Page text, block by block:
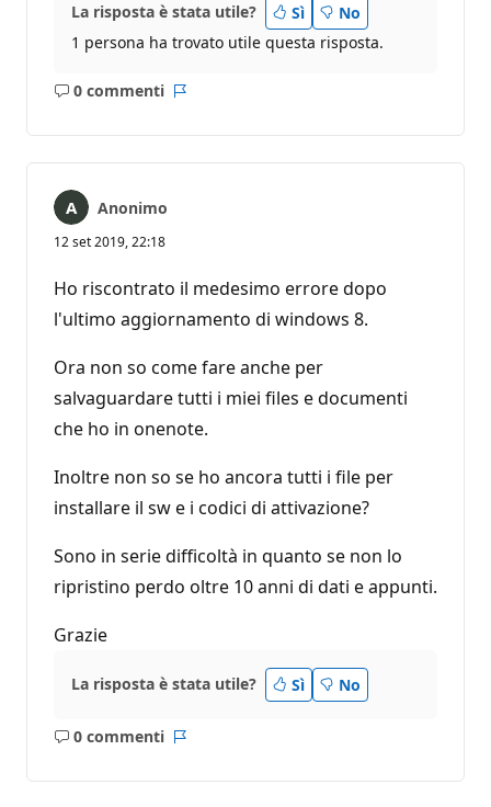
La risposta è stata utile? Sì
No
1 persona ha trovato utile questa risposta.
0 commenti
Nessun
Anonimo
12 set 2019, 22:18
Ho riscontrato il medesimo errore dopo
l'ultimo aggiornamento di windows 8.
Ora non so come fare anche per
salvaguardare tutti i miei files e documenti
che ho in onenote.
Inoltre non so se ho ancora tutti i file per
installare il sw e i codici di attivazione?
Sono in serie difficoltà in quanto se non lo
ripristino perdo oltre 10 anni di dati e appunti.
Grazie
La risposta è stata utile? Sì No
0 commenti
Nessun